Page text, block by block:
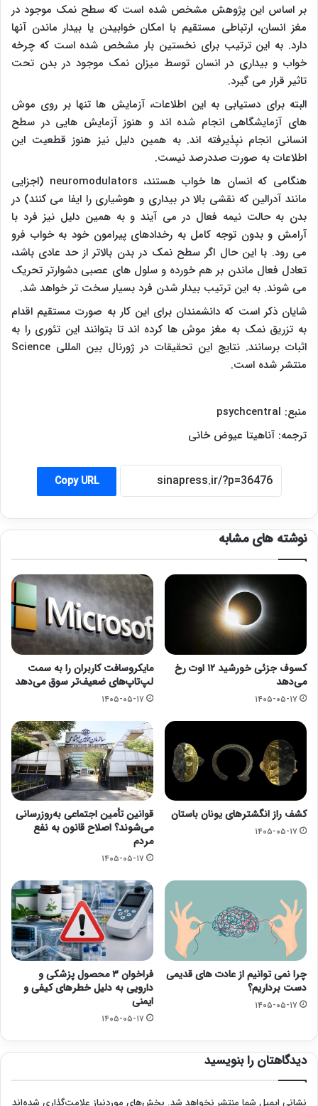
بر اساس این پژوهش مشخص شده است که سطح نمک موجود در
مغز انسان، ارتباطی مستقیم با امکان خوابیدن یا بیدار ماندن آنها
دارد. به این ترتیب برای نخستین بار مشخص شده است که چرخه
خواب و بیداری در انسان توسط میزان نمک موجود در بدن تحت
تاثیر قرار می گیرد.
البته برای دستیابی به این اطلاعات، آزمایش ها تنها بر روی موش
های آزمایشگاهی انجام شده اند و هنوز آزمایش هایی در سطح
انسانی انجام نپذیرفته اند. به همین دلیل نیز هنوز قطعیت این
اطلاعات به صورت صددرصد نیست.
هنگامی که انسان ها خواب هستند، neuromodulators (اجزایی
مانند آدرالین که نقشی بالا در بیداری و هوشیاری را ایفا می کنند) در
بدن به حالت نیمه فعال در می آیند و به همین دلیل نیز فرد با
آرامش و بدون توجه کامل به رخدادهای پیرامون خود به خواب فرو
می رود. با این حال اگر سطح نمک در بدن بالاتر از حد عادی باشد،
تعادل فعال ماندن بر هم خورده و سلول های عصبی دشوارتر تحریک
می شوند. به این ترتیب بیدار شدن فرد بسیار سخت تر خواهد شد.
شایان ذکر است که دانشمندان برای این کار به صورت مستقیم اقدام
به تزریق نمک به مغز موش ها کرده اند تا بتوانند این تئوری را به
اثبات برسانند. نتایج این تحقیقات در ژورنال بین المللی Science
منتشر شده است.
منبع: psychcentral
ترجمه: آناهیتا عیوض خانی
Copy URL
نوشته های مشابه
کسوف جزئی خورشید ۱۲ اوت رخ
می‌دهد
۱۴۰۵-۰۵-۱۷
مایکروسافت کاربران را به سمت
لپ‌تاپ‌های ضعیف‌تر سوق می‌دهد
۱۴۰۵-۰۵-۱۷
کشف راز انگشترهای یونان باستان
۱۴۰۵-۰۵-۱۷
قوانین تأمین اجتماعی به‌روزرسانی
می‌شوند؟ اصلاح قانون به نفع
مردم
۱۴۰۵-۰۵-۱۷
چرا نمی توانیم از عادت های قدیمی
دست برداریم؟
۱۴۰۵-۰۵-۱۷
فراخوان ۳ محصول پزشکی و
دارویی به دلیل خطرهای کیفی و
ایمنی
۱۴۰۵-۰۵-۱۷
دیدگاهتان را بنویسید
نشانی ایمیل شما منتشر نخواهد شد. بخش‌های موردنیاز علامت‌گذاری شده‌اند